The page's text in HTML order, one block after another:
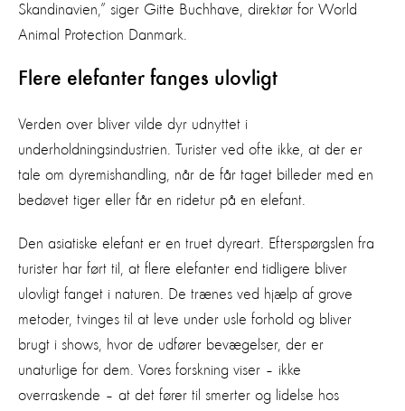
Skandinavien,” siger Gitte Buchhave, direktør for World
Animal Protection Danmark.
Flere elefanter fanges ulovligt
Verden over bliver vilde dyr udnyttet i
underholdningsindustrien. Turister ved ofte ikke, at der er
tale om dyremishandling, når de får taget billeder med en
bedøvet tiger eller får en ridetur på en elefant.
Den asiatiske elefant er en truet dyreart. Efterspørgslen fra
turister har ført til, at flere elefanter end tidligere bliver
ulovligt fanget i naturen. De trænes ved hjælp af grove
metoder, tvinges til at leve under usle forhold og bliver
brugt i shows, hvor de udfører bevægelser, der er
unaturlige for dem. Vores forskning viser – ikke
overraskende – at det fører til smerter og lidelse hos